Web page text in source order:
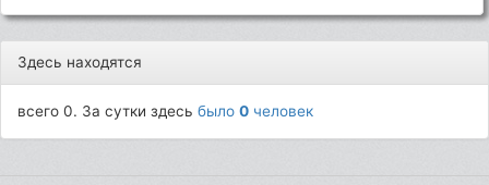
Здесь находятся
всего 0. За сутки здесьбыло0 человек